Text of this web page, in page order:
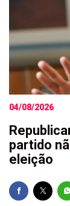
04/08/2026
partido
eleição